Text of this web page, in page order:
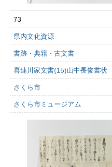
73
県内文化資源
書跡・典籍・古文書
喜連川家文書(15)山中長俊書状
さくら市
さくら市ミュージアム